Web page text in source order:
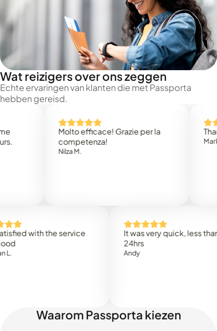
Wat reizigers over ons zeggen
Echte ervaringen van klanten die met Passporta
hebben gereisd.
Molto efficace! Grazie per la
competenza!
Thank
Mark N.
with the service
It was very quick, less than
Waarom Passporta kiezen